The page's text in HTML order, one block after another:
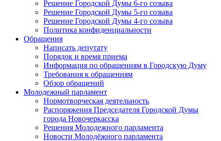
Решение Городской Думы 6-го созыва
Решение Городской Думы 5-го созыва
Решение Городской Думы 4-го созыва
Политика конфиденциальности
Обращения
Написать депутату
Порядок и время приема
Информация по обращениям в Городскую Думу
Требования к обращениям
Обзор обращений
Молодежный парламент
Нормотворческая деятельность
Распоряжения Председателя Городской Думы
города Новочеркасска
Решения Молодежного парламента
Новости Молодёжного парламента